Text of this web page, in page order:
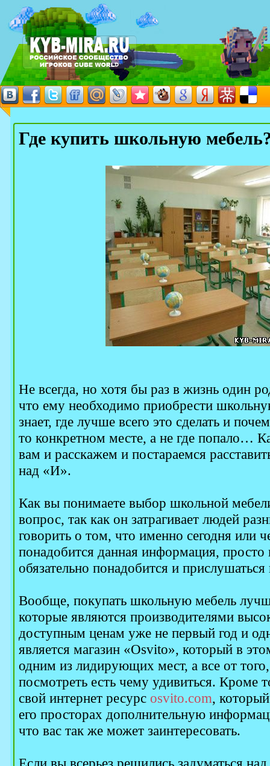
Где купить школьную
Не всегда, но хотя бы раз в жизнь один
что ему необходимо приобрести
знает, где лучше всего это сделать и
то конкретном месте, а не где попало…
вам и расскажем и постараемся
над «И».
Как вы понимаете выбор школьной
вопрос, так как он затрагивает людей
говорить о том, что именно сегодня или
понадобится данная информация, просто
обязательно понадобится и прислушаться
Вообще, покупать школьную мебель
которые являются производителями
доступным ценам уже не первый год и
является магазин «Osvito», который в
одним из лидирующих мест, а все от
посмотреть есть чему удивиться. Кроме
свой интернет ресурс osvito.com,
его просторах дополнительную
что вас так же может заинтересовать.